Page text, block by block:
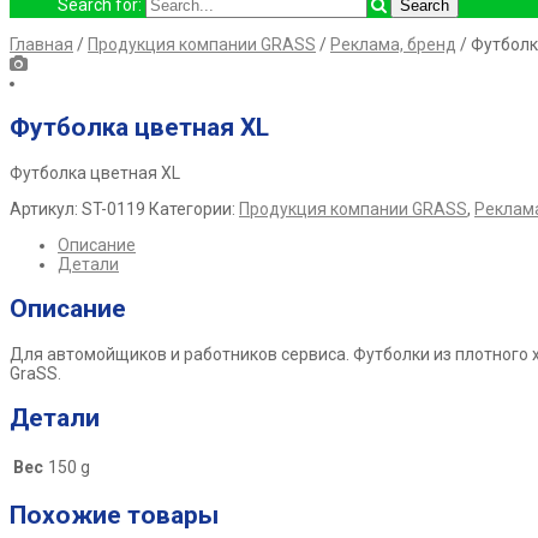
Search for:
Главная / Продукция компании GRASS / Реклама, бренд /
Футболка цветная XL
Футболка цветная XL
Артикул: ST-0119 Категории: Продукция компании GRASS,
Описание
Детали
Описание
Для автомойщиков и работников сервиса. Футболки из
GraSS.
Детали
Вес 150 g
Похожие товары